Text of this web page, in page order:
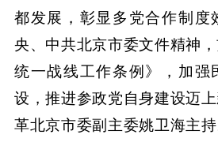
都发展，彰显多党合作制度
央、中共北京市委文件精神
统一战线工作条例》，加强
设，推进参政党自身建设迈
革北京市委副主委姚卫海主